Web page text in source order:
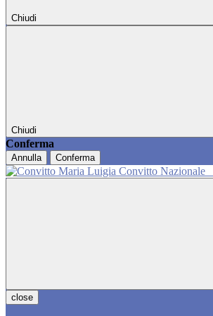
Chiudi
Chiudi
Conferma
Annulla Conferma
Convitto Nazionale
close